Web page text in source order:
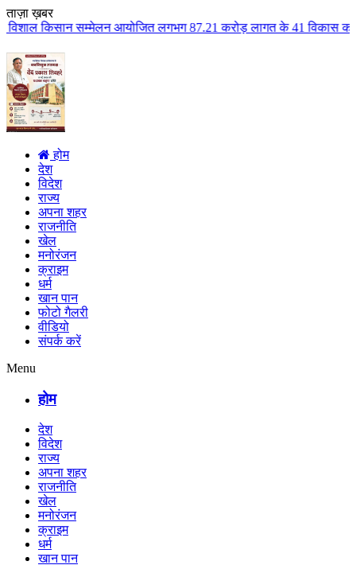
ताज़ा ख़बर
लगभग 87.21 करोड़ लागत के 41 विकास कार्यों का किया
होम
देश
विदेश
राज्य
अपना शहर
राजनीति
खेल
मनोरंजन
क्राइम
धर्म
खान पान
फोटो गैलरी
वीडियो
संपर्क करें
Menu
होम
देश
विदेश
राज्य
अपना शहर
राजनीति
खेल
मनोरंजन
क्राइम
धर्म
खान पान